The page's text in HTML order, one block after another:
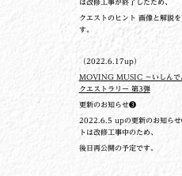
は改修工事が終了したため、
クエストのヒント 画像と解説
す。
（2022.6.17up）
MOVING MUSIC ～いしんで
クエストラリー 第3弾
更新のお知らせ❸
2022.6.5 upの更新のお知らせ
トは改修工事中のため、
後日再公開の予定です。